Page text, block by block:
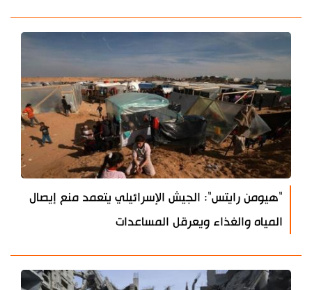
"هيومن رايتس": الجيش الإسرائيلي يتعمد منع إيصال
المياه والغذاء ويعرقل المساعدات